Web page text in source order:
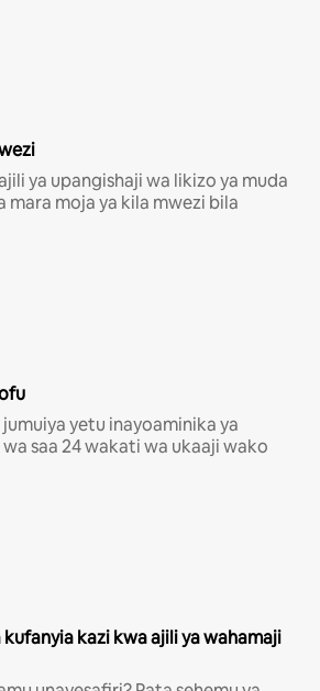
ya upangishaji wa likizo ya muda
mara moja ya kila mwezi bila
yetu inayoaminika ya
saa 24 wakati wa ukaaji wako
kazi kwa ajili ya wahamaji